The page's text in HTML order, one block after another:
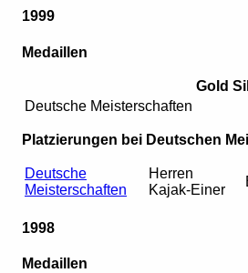
1999
Medaillen
Gold
Deutsche Meisterschaften
Platzierungen bei Deutschen
Deutsche
Meisterschaften
Herren
Kajak-Einer
1998
Medaillen